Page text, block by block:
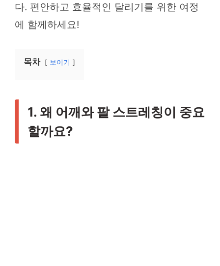
다. 편안하고 효율적인 달리기를 위한 여정
에 함께하세요!
목차 보이기
1. 왜 어깨와 팔 스트레칭이 중요
할까요?